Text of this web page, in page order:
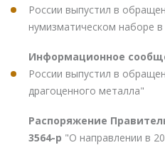
России выпустил в
нумизматическом наборе
Информационное
России выпустил в
драгоценного металла"
Распоряжение
3564-р "О направлении в